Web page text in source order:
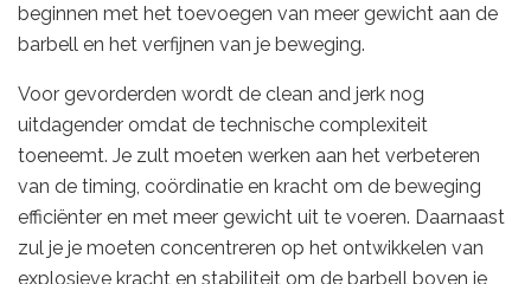
beginnen met het toevoegen van meer gewicht aan de
barbell en het verfijnen van je beweging.
Voor gevorderden wordt de clean and jerk nog
uitdagender omdat de technische complexiteit
toeneemt. Je zult moeten werken aan het verbeteren
van de timing, coördinatie en kracht om de beweging
efficiënter en met meer gewicht uit te voeren. Daarnaast
zul je je moeten concentreren op het ontwikkelen van
explosieve kracht en stabiliteit om de barbell boven je